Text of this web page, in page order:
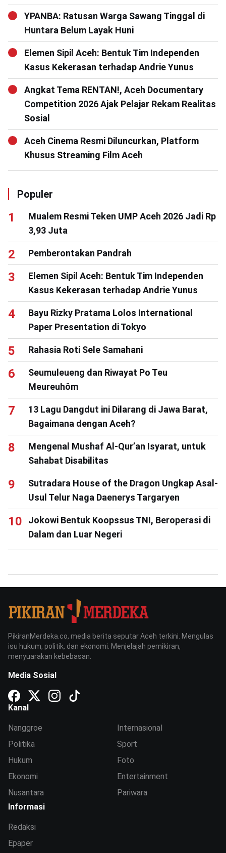
YPANBA: Ratusan Warga Sawang Tinggal di
Huntara Belum Layak Huni
Elemen Sipil Aceh: Bentuk Tim Independen
Kasus Kekerasan terhadap Andrie Yunus
Angkat Tema RENTAN!, Aceh Documentary
Competition 2026 Ajak Pelajar Rekam Realitas
Sosial
Aceh Cinema Resmi Diluncurkan, Platform
Khusus Streaming Film Aceh
Populer
Mualem Resmi Teken UMP Aceh 2026 Jadi Rp
3,93 Juta
Pemberontakan Pandrah
Elemen Sipil Aceh: Bentuk Tim Independen
Kasus Kekerasan terhadap Andrie Yunus
Bayu Rizky Pratama Lolos International
Paper Presentation di Tokyo
Rahasia Roti Sele Samahani
Seumuleueng dan Riwayat Po Teu
Meureuhôm
13 Lagu Dangdut ini Dilarang di Jawa Barat,
Bagaimana dengan Aceh?
Mengenal Mushaf Al-Qur’an Isyarat, untuk
Sahabat Disabilitas
Sutradara House of the Dragon Ungkap Asal-
Usul Telur Naga Daenerys Targaryen
Jokowi Bentuk Koopssus TNI, Beroperasi di
Dalam dan Luar Negeri
PikiranMerdeka.co, media berita seputar Aceh terkini. Mengulas
isu hukum, politik, dan ekonomi. Menjelajah pemikiran,
menyuarakan kebebasan.
Media Sosial
Kanal
Nanggroe
Politika
Hukum
Ekonomi
Nusantara
Internasional
Sport
Foto
Entertainment
Pariwara
Informasi
Redaksi
Epaper